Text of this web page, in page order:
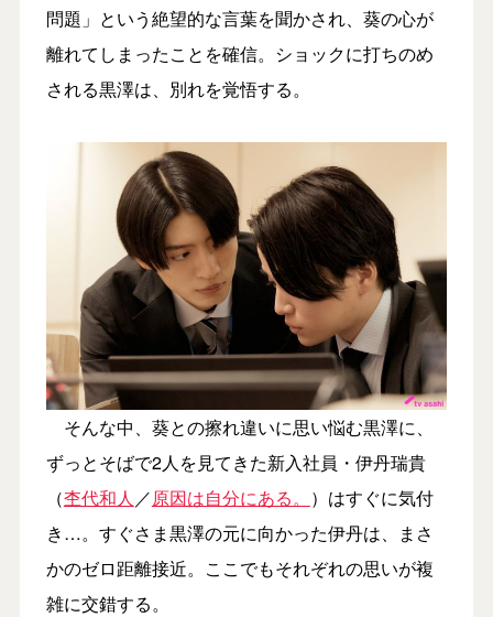
問題」という絶望的な言葉を聞かされ、葵の心が
離れてしまったことを確信。ショックに打ちのめ
される黒澤は、別れを覚悟する。
そんな中、葵との擦れ違いに思い悩む黒澤に、
ずっとそばで2人を見てきた新入社員・伊丹瑞貴
（杢代和人 ／原因は自分にある。 ）はすぐに気付
き…。すぐさま黒澤の元に向かった伊丹は、まさ
かのゼロ距離接近。ここでもそれぞれの思いが複
雑に交錯する。